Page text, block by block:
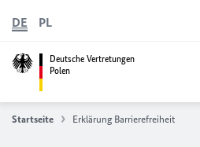
Deutsche Vertretungen
Polen
DE PL
Startseite Erklärung Barrierefreiheit